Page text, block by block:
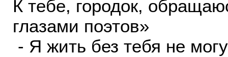
К тебе, городок,
глазами поэтов»
- Я жить без тебя не